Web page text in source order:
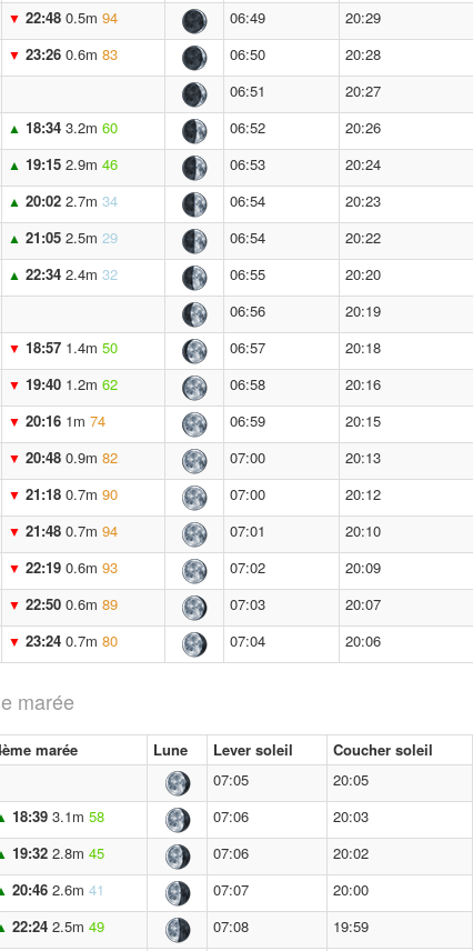
▼ 22:48 0.5m 94 06:49 20:29
▼ 23:26 0.6m 83 06:50 20:28
06:51 20:27
▲ 18:34 3.2m 60 06:52 20:26
▲ 19:15 2.9m 46 06:53 20:24
▲ 20:02 2.7m 34 06:54 20:23
▲ 21:05 2.5m 29 06:54 20:22
▲ 22:34 2.4m 32 06:55 20:20
06:56 20:19
▼ 18:57 1.4m 50 06:57 20:18
▼ 19:40 1.2m 62 06:58 20:16
▼ 20:16 1m 74 06:59 20:15
▼ 20:48 0.9m 82 07:00 20:13
▼ 21:18 0.7m 90 07:00 20:12
▼ 21:48 0.7m 94 07:01 20:10
▼ 22:19 0.6m 93 07:02 20:09
▼ 22:50 0.6m 89 07:03 20:07
▼ 23:24 0.7m 80 07:04 20:06
marée
marée Lune Lever soleil Coucher soleil
07:05 20:05
18:39 3.1m 58 07:06 20:03
19:32 2.8m 45 07:06 20:02
20:46 2.6m 41 07:07 20:00
22:24 2.5m 49 07:08 19:59